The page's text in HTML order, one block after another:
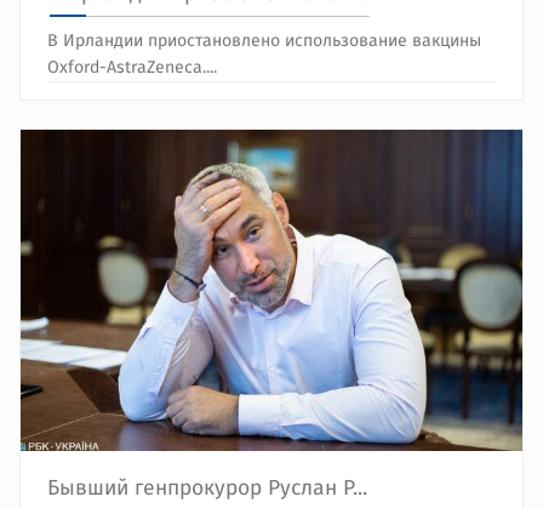
В Ирландии приостановлено использование вакцины
Oxford-AstraZeneca....
Бывший генпрокурор Руслан Р...